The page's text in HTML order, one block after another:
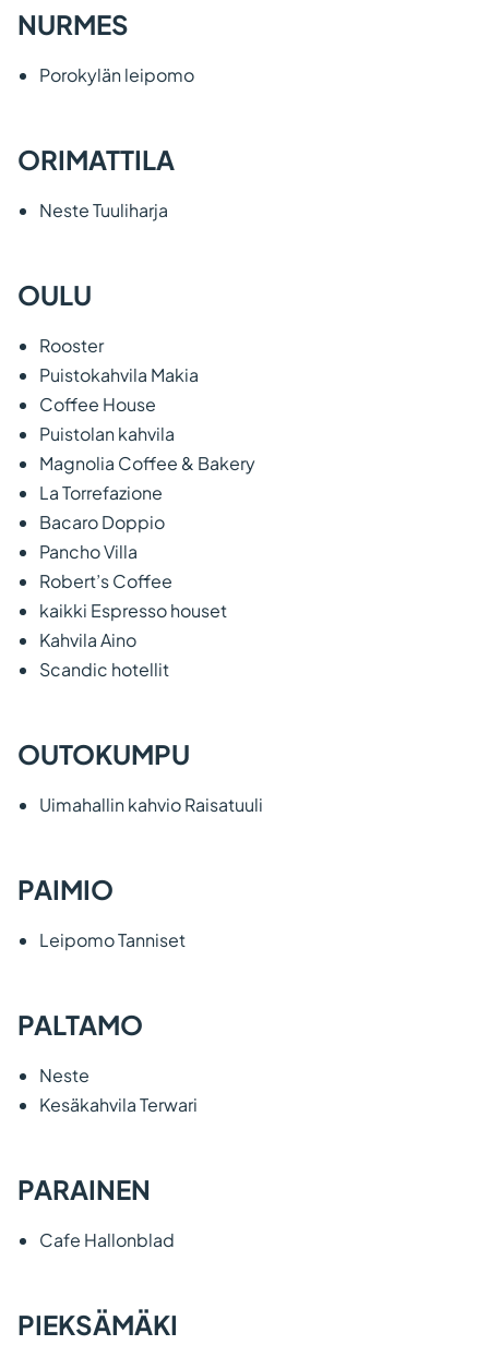
NURMES
Porokylän leipomo
ORIMATTILA
Neste Tuuliharja
OULU
Rooster
Puistokahvila Makia
Coffee House
Puistolan kahvila
Magnolia Coffee & Bakery
La Torrefazione
Bacaro Doppio
Pancho Villa
Robert’s Coffee
kaikki Espresso houset
Kahvila Aino
Scandic hotellit
OUTOKUMPU
Uimahallin kahvio Raisatuuli
PAIMIO
Leipomo Tanniset
PALTAMO
Neste
Kesäkahvila Terwari
PARAINEN
Cafe Hallonblad
PIEKSÄMÄKI